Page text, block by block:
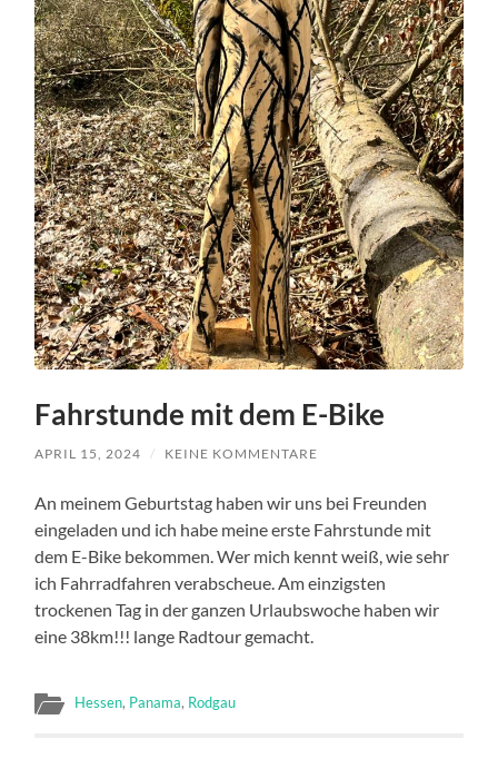
Fahrstunde mit dem E-Bike
APRIL 15, 2024 / KEINE KOMMENTARE
An meinem Geburtstag haben wir uns bei Freunden
eingeladen und ich habe meine erste Fahrstunde mit
dem E-Bike bekommen. Wer mich kennt weiß, wie sehr
ich Fahrradfahren verabscheue. Am einzigsten
trockenen Tag in der ganzen Urlaubswoche haben wir
eine 38km!!! lange Radtour gemacht.
Hessen, Panama, Rodgau